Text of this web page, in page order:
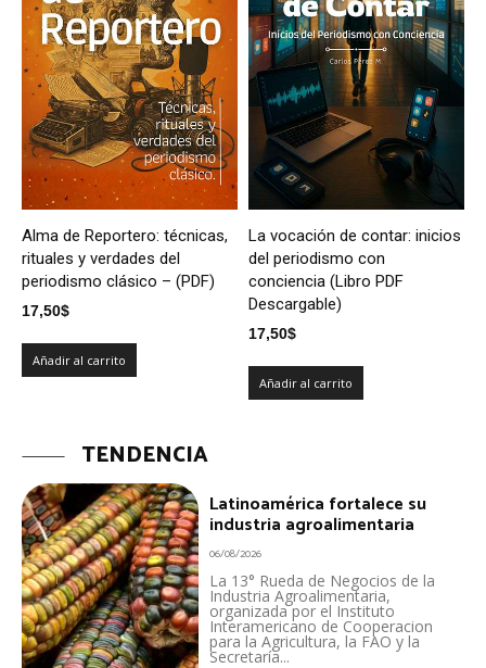
Alma de Reportero: técnicas,
rituales y verdades del
periodismo clásico – (PDF)
17,50$
Añadir al carrito
La vocación de contar: inicios
del periodismo con
conciencia (Libro PDF
Descargable)
17,50$
Añadir al carrito
TENDENCIA
Latinoamérica fortalece su
industria agroalimentaria
06/08/2026
La 13° Rueda de Negocios de la
Industria Agroalimentaria,
organizada por el Instituto
Interamericano de Cooperacion
para la Agricultura, la FAO y la
Secretaría...